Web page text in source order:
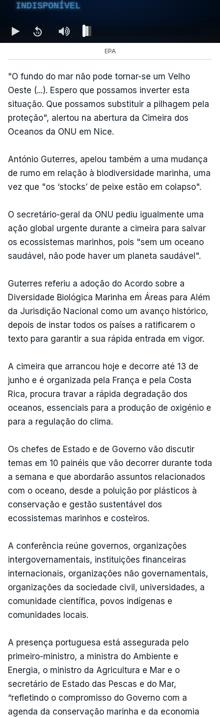
INDISPONÍVEL
EPA
"O fundo do mar não pode tornar-se um Velho
Oeste (...). Espero que possamos inverter esta
situação. Que possamos substituir a pilhagem pela
proteção", alertou na abertura da Cimeira dos
Oceanos da ONU em Nice.
António Guterres, apelou também a uma mudança
de rumo em relação à biodiversidade marinha, uma
vez que "os ‘stocks’ de peixe estão em colapso".
O secretário-geral da ONU pediu igualmente uma
ação global urgente durante a cimeira para salvar
os ecossistemas marinhos, pois "sem um oceano
saudável, não pode haver um planeta saudável".
Guterres referiu a adoção do Acordo sobre a
Diversidade Biológica Marinha em Áreas para Além
da Jurisdição Nacional como um avanço histórico,
depois de instar todos os países a ratificarem o
texto para garantir a sua rápida entrada em vigor.
A cimeira que arrancou hoje e decorre até 13 de
junho e é organizada pela França e pela Costa
Rica, procura travar a rápida degradação dos
oceanos, essenciais para a produção de oxigénio e
para a regulação do clima.
Os chefes de Estado e de Governo vão discutir
temas em 10 painéis que vão decorrer durante toda
a semana e que abordarão assuntos relacionados
com o oceano, desde a poluição por plásticos à
conservação e gestão sustentável dos
ecossistemas marinhos e costeiros.
A conferência reúne governos, organizações
intergovernamentais, instituições financeiras
internacionais, organizações não governamentais,
organizações da sociedade civil, universidades, a
comunidade científica, povos indígenas e
comunidades locais.
A presença portuguesa está assegurada pelo
primeiro-ministro, a ministra do Ambiente e
Energia, o ministro da Agricultura e Mar e o
secretário de Estado das Pescas e do Mar,
“refletindo o compromisso do Governo com a
agenda da conservação marinha e da economia